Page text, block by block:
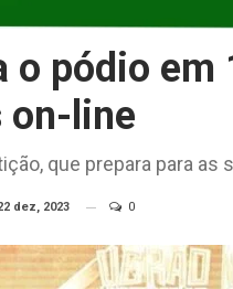
o pódio em
on-line
que prepara para as
dez, 2023 0